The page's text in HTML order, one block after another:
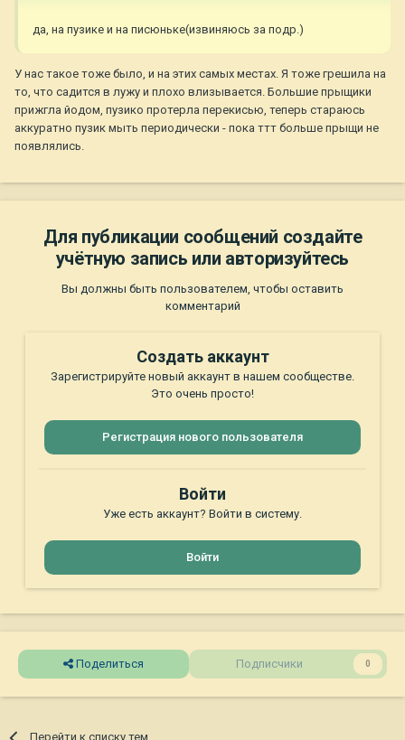
да, на пузике и на писюньке(извиняюсь за подр.)
У нас такое тоже было, и на этих самых местах. Я тоже грешила на
то, что садится в лужу и плохо влизывается. Большие прыщики
прижгла йодом, пузико протерла перекисью, теперь стараюсь
аккуратно пузик мыть периодически - пока ттт больше прыщи не
появлялись.
Для публикации сообщений создайте
учётную запись или авторизуйтесь
Вы должны быть пользователем, чтобы оставить
комментарий
Создать аккаунт
Зарегистрируйте новый аккаунт в нашем сообществе.
Это очень просто!
Регистрация нового пользователя
Войти
Уже есть аккаунт? Войти в систему.
Войти
Поделиться Подписчики 0
Перейти к списку тем